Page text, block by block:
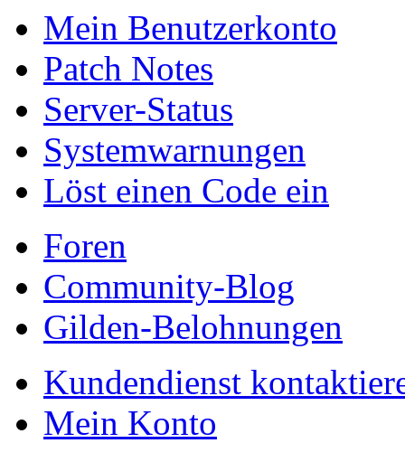
Mein Benutzerkonto
Patch Notes
Server-Status
Systemwarnungen
Löst einen Code ein
Foren
Community-Blog
Gilden-Belohnungen
Kundendienst
Mein Konto